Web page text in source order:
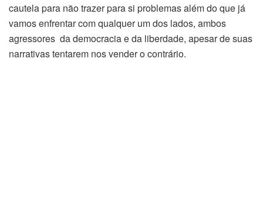
cautela para não trazer para si problemas além do que já
vamos enfrentar com qualquer um dos lados, ambos
agressores da democracia e da liberdade, apesar de suas
narrativas tentarem nos vender o contrário.